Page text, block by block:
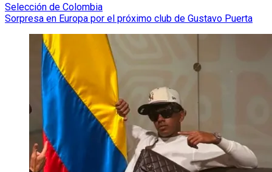
Selección de Colombia
Sorpresa en Europa por el próximo club de Gustavo Puerta